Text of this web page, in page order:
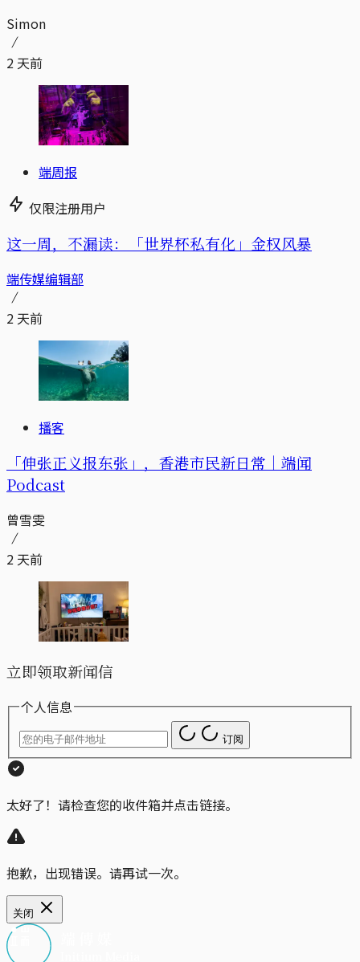
Simon
2 天前
端周报
仅限注册用户
这一周，不漏读：「世界杯私有化」金权风暴
端传媒编辑部
2 天前
播客
「伸张正义报东张」，香港市民新日常｜端闻
Podcast
曾雪雯
2 天前
立即领取新闻信
个人信息
订阅
太好了！请检查您的收件箱并点击链接。
抱歉，出现错误。请再试一次。
关闭